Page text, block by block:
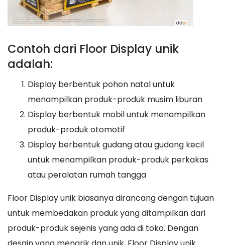
Contoh dari Floor Display unik
adalah:
Display berbentuk pohon natal untuk
menampilkan produk-produk musim liburan
Display berbentuk mobil untuk menampilkan
produk-produk otomotif
Display berbentuk gudang atau gudang kecil
untuk menampilkan produk-produk perkakas
atau peralatan rumah tangga
Floor Display unik biasanya dirancang dengan tujuan
untuk membedakan produk yang ditampilkan dari
produk-produk sejenis yang ada di toko. Dengan